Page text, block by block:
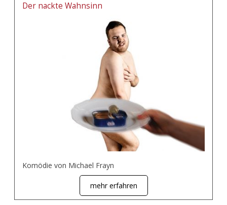
Der nackte Wahnsinn
Komödie von Michael Frayn
mehr erfahren